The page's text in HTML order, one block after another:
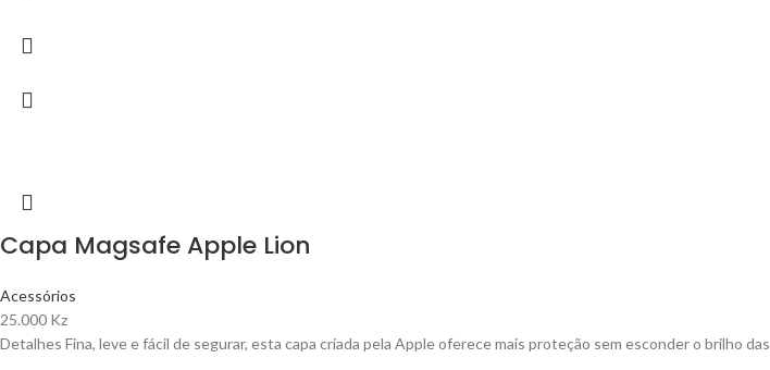
Capa Magsafe Apple Lion
Acessórios
25.000 Kz
Detalhes Fina, leve e fácil de segurar, esta capa criada pela Apple oferece mais proteção sem esconder o brilho das